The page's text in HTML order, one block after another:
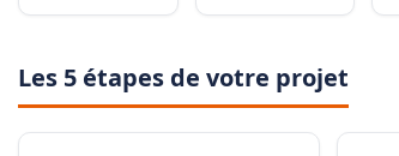
Les 5 étapes de votre projet